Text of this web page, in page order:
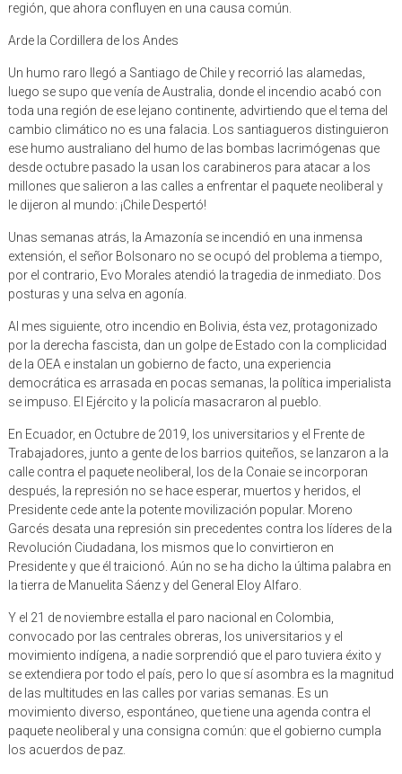
región, que ahora confluyen en una causa común.
Arde la Cordillera de los Andes
Un humo raro llegó a Santiago de Chile y recorrió las alamedas,
luego se supo que venía de Australia, donde el incendio acabó con
toda una región de ese lejano continente, advirtiendo que el tema del
cambio climático no es una falacia. Los santiagueros distinguieron
ese humo australiano del humo de las bombas lacrimógenas que
desde octubre pasado la usan los carabineros para atacar a los
millones que salieron a las calles a enfrentar el paquete neoliberal y
le dijeron al mundo: ¡Chile Despertó!
Unas semanas atrás, la Amazonía se incendió en una inmensa
extensión, el señor Bolsonaro no se ocupó del problema a tiempo,
por el contrario, Evo Morales atendió la tragedia de inmediato. Dos
posturas y una selva en agonía.
Al mes siguiente, otro incendio en Bolivia, ésta vez, protagonizado
por la derecha fascista, dan un golpe de Estado con la complicidad
de la OEA e instalan un gobierno de facto, una experiencia
democrática es arrasada en pocas semanas, la política imperialista
se impuso. El Ejército y la policía masacraron al pueblo.
En Ecuador, en Octubre de 2019, los universitarios y el Frente de
Trabajadores, junto a gente de los barrios quiteños, se lanzaron a la
calle contra el paquete neoliberal, los de la Conaie se incorporan
después, la represión no se hace esperar, muertos y heridos, el
Presidente cede ante la potente movilización popular. Moreno
Garcés desata una represión sin precedentes contra los líderes de la
Revolución Ciudadana, los mismos que lo convirtieron en
Presidente y que él traicionó. Aún no se ha dicho la última palabra en
la tierra de Manuelita Sáenz y del General Eloy Alfaro.
Y el 21 de noviembre estalla el paro nacional en Colombia,
convocado por las centrales obreras, los universitarios y el
movimiento indígena, a nadie sorprendió que el paro tuviera éxito y
se extendiera por todo el país, pero lo que sí asombra es la magnitud
de las multitudes en las calles por varias semanas. Es un
movimiento diverso, espontáneo, que tiene una agenda contra el
paquete neoliberal y una consigna común: que el gobierno cumpla
los acuerdos de paz.